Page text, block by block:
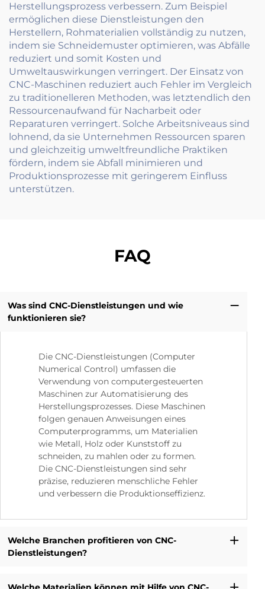
Herstellungsprozess verbessern. Zum Beispiel
ermöglichen diese Dienstleistungen den
Herstellern, Rohmaterialien vollständig zu nutzen,
indem sie Schneidemuster optimieren, was Abfälle
reduziert und somit Kosten und
Umweltauswirkungen verringert. Der Einsatz von
CNC-Maschinen reduziert auch Fehler im Vergleich
zu traditionelleren Methoden, was letztendlich den
Ressourcenaufwand für Nacharbeit oder
Reparaturen verringert. Solche Arbeitsniveaus sind
lohnend, da sie Unternehmen Ressourcen sparen
und gleichzeitig umweltfreundliche Praktiken
fördern, indem sie Abfall minimieren und
Produktionsprozesse mit geringerem Einfluss
unterstützen.
FAQ
Was sind CNC-Dienstleistungen und wie
funktionieren sie?
Die CNC-Dienstleistungen (Computer
Numerical Control) umfassen die
Verwendung von computergesteuerten
Maschinen zur Automatisierung des
Herstellungsprozesses. Diese Maschinen
folgen genauen Anweisungen eines
Computerprogramms, um Materialien
wie Metall, Holz oder Kunststoff zu
schneiden, zu mahlen oder zu formen.
Die CNC-Dienstleistungen sind sehr
präzise, reduzieren menschliche Fehler
und verbessern die Produktionseffizienz.
Welche Branchen profitieren von CNC-
Dienstleistungen?